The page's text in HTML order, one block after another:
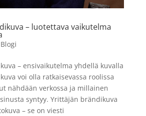
– luotettava vaikutelma
Blogi
– ensivaikutelma yhdellä kuvalla
voi olla ratkaisevassa roolissa
nähdään verkossa ja millainen
syntyy. Yrittäjän brändikuva
– se on viesti
12,90€